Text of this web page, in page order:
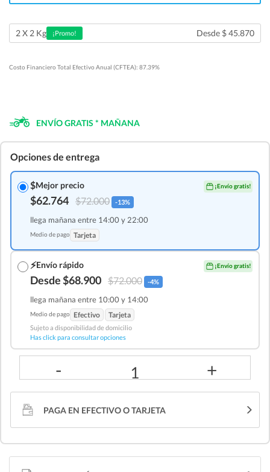
2 X 2 Kg ¡Promo! Desde $ 45.870
Costo Financiero Total Efectivo Anual (CFTEA): 87.39%
ENVÍO GRATIS * MAÑANA
Opciones de entrega
$Mejor precio ¡Envío gratis!
$62.764 $72.000 -13%
llega mañana entre 14:00 y 22:00
Medio de pago Tarjeta
⚡Envío rápido ¡Envío gratis!
Desde $68.900 $72.000 -4%
llega mañana entre 10:00 y 14:00
Medio de pago Efectivo Tarjeta
Sujeto a disponibilidad de domicilio
Has click para consultar opciones
- 1 +
PAGA EN EFECTIVO O TARJETA